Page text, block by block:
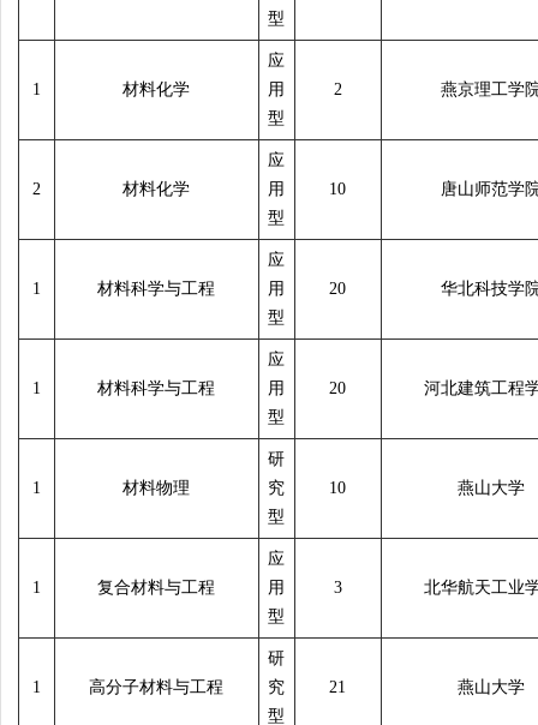
型
1 材料化学
应
用
型
2 燕京理工学
2 材料化学
应
用
型
10 唐山师范学
1 材料科学与工程
应
用
型
20 华北科技学
1 材料科学与工程
应
用
型
20 河北建筑工程
1 材料物理
研
究
型
10 燕山大学
1 复合材料与工程
应
用
型
3 北华航天工业
1 高分子材料与工程
研
究
型
21 燕山大学